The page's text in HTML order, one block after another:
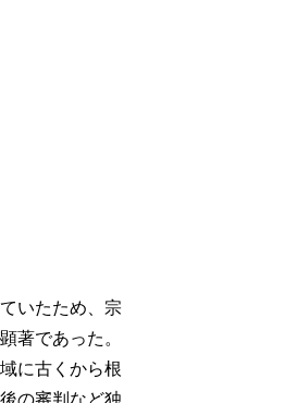
いたため、宗
著であった。
に古くから根